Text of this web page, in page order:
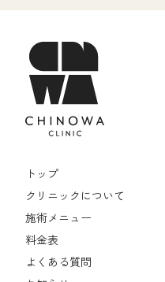
トップ
クリニックについて
施術メニュー
料金表
よくある質問